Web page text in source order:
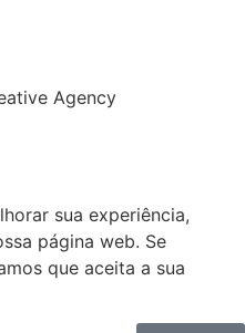
Agency
sua experiência,
página web. Se
que aceita a sua